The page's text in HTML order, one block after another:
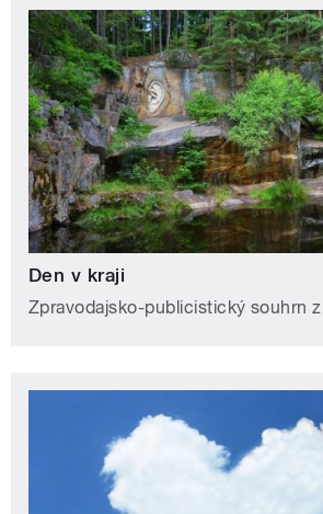
Den v kraji
Zpravodajsko-publicistický souhrn